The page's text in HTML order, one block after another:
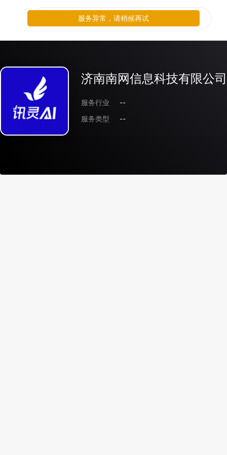
济南南网信息科技有限公司
服务行业
--
服务类型
--
服务异常，请稍候再试